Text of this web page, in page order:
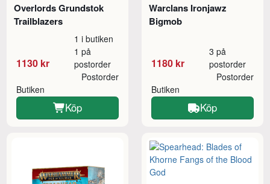
Overlords Grundstok
Trailblazers
1130 kr
1 i butiken
1 på
postorder
Butiken
Postorder
Köp
Warclans Ironjawz
Bigmob
1180 kr
3 på
postorder
Butiken
Postorder
Köp